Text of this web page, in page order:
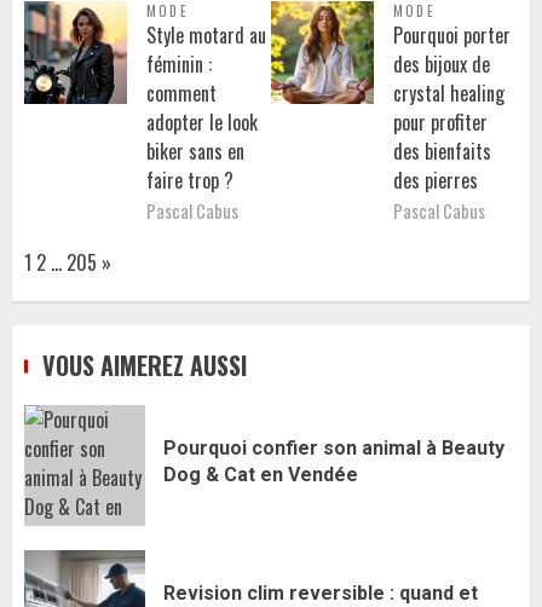
MODE
Style motard au
féminin :
comment
adopter le look
biker sans en
faire trop ?
Pascal Cabus
MODE
Pourquoi porter
des bijoux de
crystal healing
pour profiter
des bienfaits
des pierres
Pascal Cabus
Page:
1 2 … 205 Next
»
VOUS AIMEREZ AUSSI
Pourquoi confier son animal à Beauty
Dog & Cat en Vendée
Revision clim reversible : quand et